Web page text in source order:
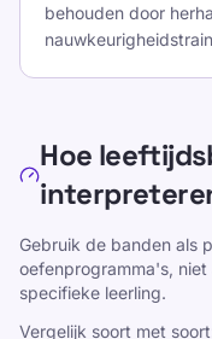
Deel op X
Deel op
Deel op
Deel op
behouden door
Hoe
Gebruik de banden als
oefenprogramma's,
specifieke leerling.
Vergelijk soort met